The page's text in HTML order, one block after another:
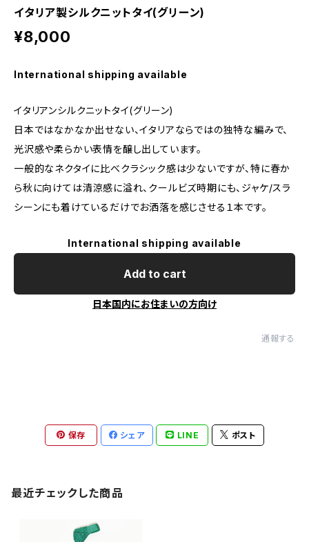
イタリア製シルクニットタイ(グリーン)
¥8,000
International shipping available
イタリアンシルクニットタイ(グリーン)
日本ではなかなか出せない、イタリアならではの独特な編みで、
光沢感や柔らかい表情を醸し出しています。
一般的なネクタイに比べクラシック感は少ないですが、特に春か
ら秋に向けては清涼感に溢れ、クールビズ時期にも、ジャケ/スラ
シーンにも着けているだけでお洒落を感じさせる１本です。
International shipping available
Add to cart
日本国内にお住まいの方向け
通報する
保存 シェア LINE ポスト
最近チェックした商品